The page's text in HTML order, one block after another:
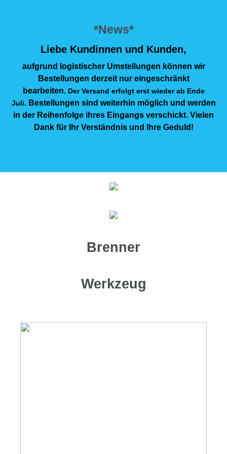
*News*
Liebe Kundinnen und Kunden,
aufgrund logistischer Umstellungen können wir
Bestellungen derzeit nur eingeschränkt
bearbeiten. Der Versand erfolgt erst wieder ab Ende
Juli. Bestellungen sind weiterhin möglich und werden
in der Reihenfolge ihres Eingangs verschickt. Vielen
Dank für Ihr Verständnis und Ihre Geduld!
Brenner
Werkzeug